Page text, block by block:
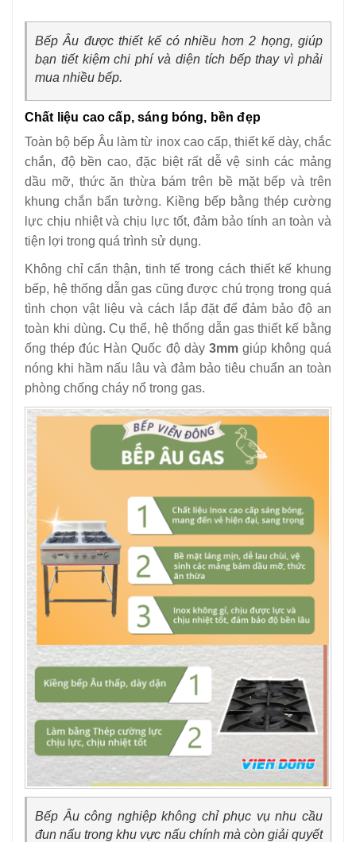
Bếp Âu được thiết kế có nhiều hơn 2 họng, giúp
bạn tiết kiệm chi phí và diện tích bếp thay vì phải
mua nhiều bếp.
Chất liệu cao cấp, sáng bóng, bền đẹp
Toàn bộ bếp Âu làm từ inox cao cấp, thiết kế dày, chắc
chắn, độ bền cao, đặc biệt rất dễ vệ sinh các mảng
dầu mỡ, thức ăn thừa bám trên bề mặt bếp và trên
khung chắn bẩn tường. Kiềng bếp bằng thép cường
lực chịu nhiệt và chịu lực tốt, đảm bảo tính an toàn và
tiện lợi trong quá trình sử dụng.
Không chỉ cẩn thận, tinh tế trong cách thiết kế khung
bếp, hệ thống dẫn gas cũng được chú trọng trong quá
tình chọn vật liệu và cách lắp đặt để đảm bảo độ an
toàn khi dùng. Cụ thể, hệ thống dẫn gas thiết kế bằng
ống thép đúc Hàn Quốc độ dày 3mmgiúp không quá
nóng khi hầm nấu lâu và đảm bảo tiêu chuẩn an toàn
phòng chống cháy nổ trong gas.
Bếp Âu công nghiệp không chỉ phục vụ nhu cầu
đun nấu trong khu vực nấu chính mà còn giải quyết